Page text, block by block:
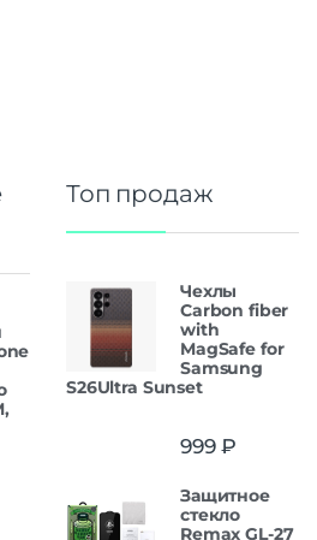
Топ продаж
Чехлы
Carbon fiber
with
MagSafe for
Samsung
S26Ultra Sunset
999₽
Защитнoe
cтекло
Remax GL-27